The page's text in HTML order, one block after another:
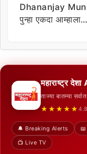
Dhananjay Munde
पुन्हा एकदा
महाराष्ट्र
ताज्या बातम्या
★★★★★
🔔 Breaking Alerts 📖
📺 Live TV